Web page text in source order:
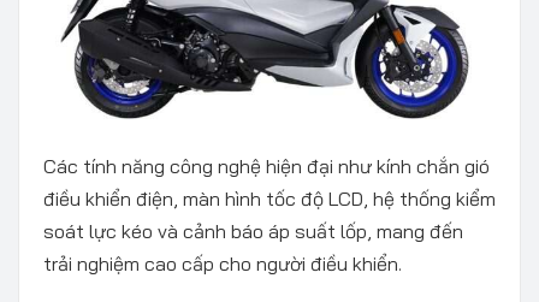
Các tính năng công nghệ hiện đại như kính chắn gió
điều khiển điện, màn hình tốc độ LCD, hệ thống kiểm
soát lực kéo và cảnh báo áp suất lốp, mang đến
trải nghiệm cao cấp cho người điều khiển.